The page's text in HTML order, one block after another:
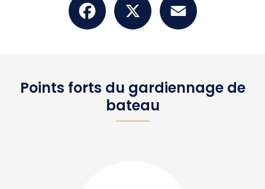
Points forts du gardiennage de
bateau